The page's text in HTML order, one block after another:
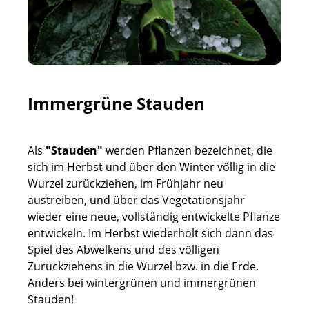
Immergrüne Stauden
Als "Stauden" werden Pflanzen bezeichnet, die
sich im Herbst und über den Winter völlig in die
Wurzel zurückziehen, im Frühjahr neu
austreiben, und über das Vegetationsjahr
wieder eine neue, vollständig entwickelte Pflanze
entwickeln. Im Herbst wiederholt sich dann das
Spiel des Abwelkens und des völligen
Zurückziehens in die Wurzel bzw. in die Erde.
Anders bei wintergrünen und immergrünen
Stauden!